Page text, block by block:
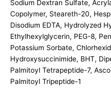
Sodium Dextran Sulfate,
Copolymer, Steareth-20,
Disodium EDTA, Hydrolyzed
Ethylhexylglycerin, PEG-8,
Potassium Sorbate,
Hydroxysuccinimide, BHT,
Palmitoyl Tetrapeptide-7,
Palmitoyl Tripeptide-1